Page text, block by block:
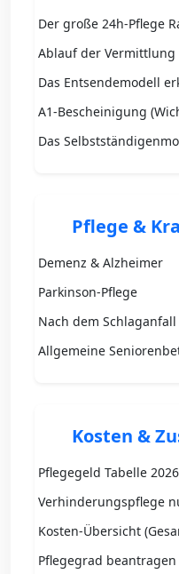
Der große 24h-Pflege
Ablauf der Vermittlung
Das Entsendemodell
A1-Bescheinigung
Das
Pflege &
Demenz & Alzheimer
Parkinson-Pflege
Nach dem Schlaganfall
Allgemeine
Kosten &
Pflegegeld Tabelle 2026
Verhinderungspflege
Kosten-Übersicht
Pflegegrad beantragen